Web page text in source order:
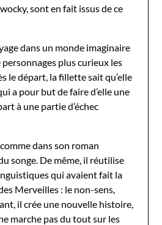
sont en fait issus de ce
dans un monde imaginaire
plus curieux les
le départ, la fillette sait qu’elle
a pour but de faire d’elle une
à une partie d’échec
dans son roman
songe. De même, il réutilise
qui avaient fait la
Merveilles : le non-sens,
il crée une nouvelle histoire,
marche pas du tout sur les